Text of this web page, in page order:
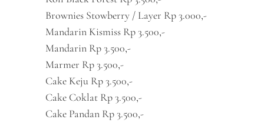
Brownies Stowberry / Layer Rp 3.000,-
Mandarin Kismiss Rp 3.500,-
Mandarin Rp 3.500,-
Marmer Rp 3.500,-
Cake Keju Rp 3.500,-
Cake Coklat Rp 3.500,-
Cake Pandan Rp 3.500,-